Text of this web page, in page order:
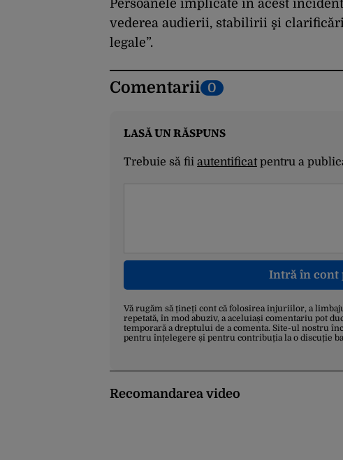
Persoanele implicate în acest
vederea audierii, stabilirii şi
legale”.
Comentarii 0
LASĂ UN RĂSPUNS
Trebuie să fii autentificatpentru a
Intră în cont
Vă rugăm să țineți cont că folosirea injuriilor, a
repetată, în mod abuziv, a aceluiași comentariu pot
temporară a dreptului de a comenta. Site-ul nostru
pentru înțelegere și pentru contribuția la o discuție
Recomandarea video